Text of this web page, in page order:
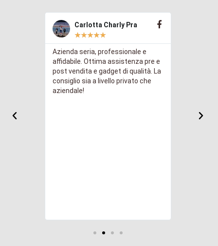
Carlotta Charly Pra
★★★★★
Azienda seria, professionale e
affidabile. Ottima assistenza pre e
post vendita e gadget di qualità. La
consiglio sia a livello privato che
aziendale!
tengo